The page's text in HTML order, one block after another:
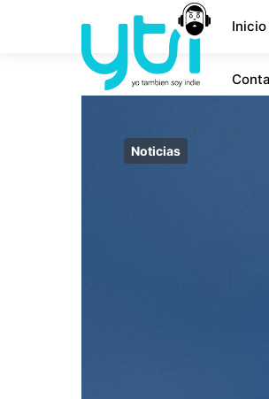
Inicio
Noticias